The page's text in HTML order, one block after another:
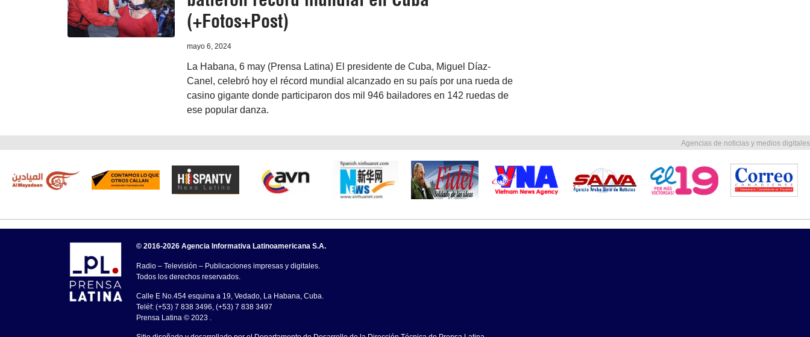
(+Fotos+Post)
mayo 6, 2024
La Habana, 6 may (Prensa Latina) El presidente de Cuba, Miguel Díaz-
Canel, celebró hoy el récord mundial alcanzado en su país por una rueda de
casino gigante donde participaron dos mil 946 bailadores en 142 ruedas de
ese popular danza.
Agencias de noticias y medios digitales
© 2016-2026 Agencia Informativa Latinoamericana S.A.
Radio – Televisión – Publicaciones impresas y digitales.
Todos los derechos reservados.
Calle E No.454 esquina a 19, Vedado, La Habana, Cuba.
Teléf: (+53) 7 838 3496, (+53) 7 838 3497
Prensa Latina © 2023 .